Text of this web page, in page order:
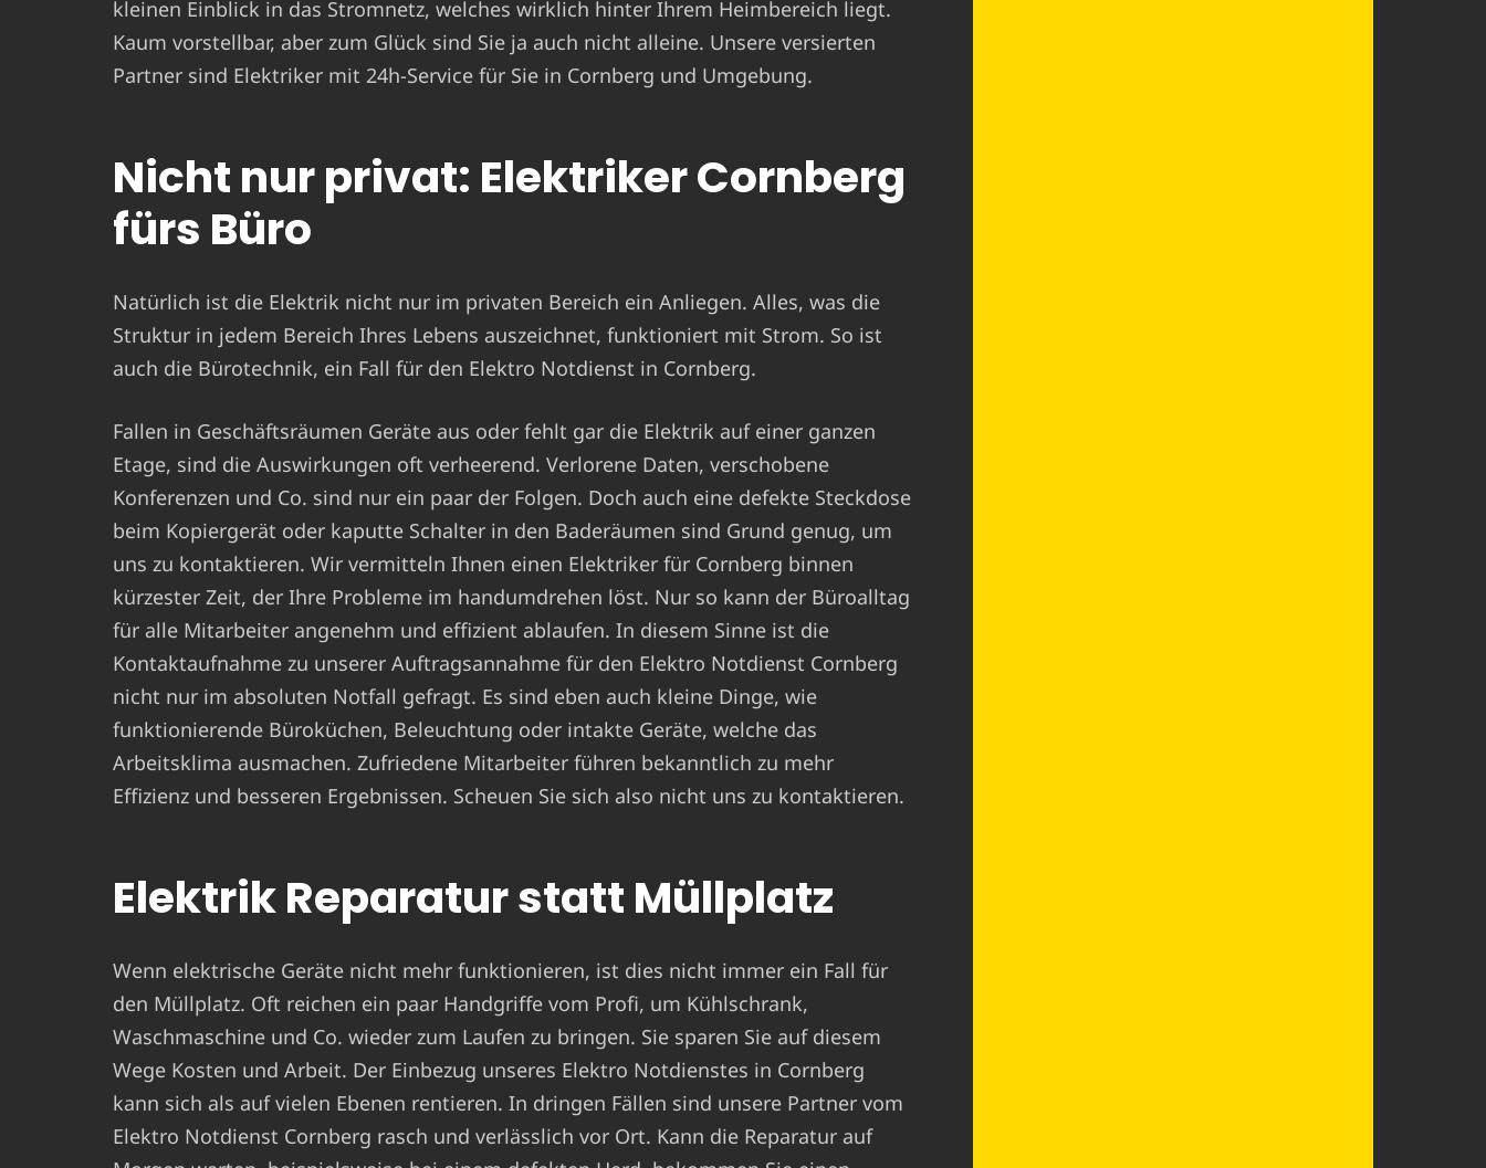
kleinen Einblick in das Stromnetz, welches wirklich hinter Ihrem Heimbereich liegt.
Kaum vorstellbar, aber zum Glück sind Sie ja auch nicht alleine. Unsere versierten
Partner sind Elektriker mit 24h-Service für Sie in Cornberg und Umgebung.
Nicht nur privat: Elektriker Cornberg
fürs Büro
Natürlich ist die Elektrik nicht nur im privaten Bereich ein Anliegen. Alles, was die
Struktur in jedem Bereich Ihres Lebens auszeichnet, funktioniert mit Strom. So ist
auch die Bürotechnik, ein Fall für den Elektro Notdienst in Cornberg.
Fallen in Geschäftsräumen Geräte aus oder fehlt gar die Elektrik auf einer ganzen
Etage, sind die Auswirkungen oft verheerend. Verlorene Daten, verschobene
Konferenzen und Co. sind nur ein paar der Folgen. Doch auch eine defekte Steckdose
beim Kopiergerät oder kaputte Schalter in den Baderäumen sind Grund genug, um
uns zu kontaktieren. Wir vermitteln Ihnen einen Elektriker für Cornberg binnen
kürzester Zeit, der Ihre Probleme im handumdrehen löst. Nur so kann der Büroalltag
für alle Mitarbeiter angenehm und effizient ablaufen. In diesem Sinne ist die
Kontaktaufnahme zu unserer Auftragsannahme für den Elektro Notdienst Cornberg
nicht nur im absoluten Notfall gefragt. Es sind eben auch kleine Dinge, wie
funktionierende Büroküchen, Beleuchtung oder intakte Geräte, welche das
Arbeitsklima ausmachen. Zufriedene Mitarbeiter führen bekanntlich zu mehr
Effizienz und besseren Ergebnissen. Scheuen Sie sich also nicht uns zu kontaktieren.
Elektrik Reparatur statt Müllplatz
Wenn elektrische Geräte nicht mehr funktionieren, ist dies nicht immer ein Fall für
den Müllplatz. Oft reichen ein paar Handgriffe vom Profi, um Kühlschrank,
Waschmaschine und Co. wieder zum Laufen zu bringen. Sie sparen Sie auf diesem
Wege Kosten und Arbeit. Der Einbezug unseres Elektro Notdienstes in Cornberg
kann sich als auf vielen Ebenen rentieren. In dringen Fällen sind unsere Partner vom
Elektro Notdienst Cornberg rasch und verlässlich vor Ort. Kann die Reparatur auf